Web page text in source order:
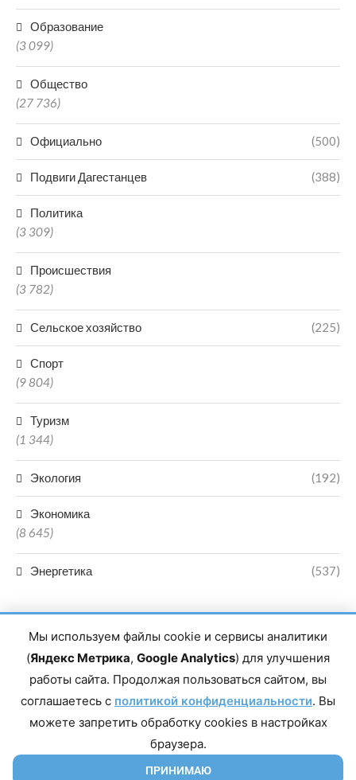
Образование
(3 099)
Общество
(27 736)
Официально (500)
Подвиги Дагестанцев (388)
Политика
(3 309)
Происшествия
(3 782)
Сельское хозяйство (225)
Спорт
(9 804)
Туризм
(1 344)
Экология (192)
Экономика
(8 645)
Энергетика (537)
Главный редактор сетевого издания Магомаев Тимур Нухович.
Контакты редакции: 8(988)-292-94-34 Почта: vestiskfo@gmail.com По
Республика Дагестан, г. Махачкала, пр-т Насрутдинова, д. 1а. Все
права защищены. Копирование и использование полных материалов
запрещено, частичное цитирование возможно только при условии
Мы используем файлы cookie и сервисы аналитики
(Яндекс Метрика, Google Analytics) для улучшения
работы сайта. Продолжая пользоваться сайтом, вы
соглашаетесь с политикой конфиденциальности. Вы
можете запретить обработку cookies в настройках
браузера.
ПРИНИМАЮ